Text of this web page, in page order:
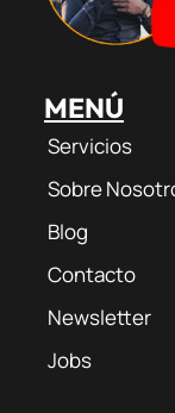
MENÚ
Servicios
Sobre
Blog
Contacto
Newsletter
Jobs